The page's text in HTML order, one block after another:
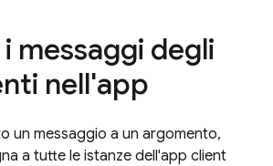
messaggi degli
nell'app
un messaggio a un argomento,
a tutte le istanze dell'app client